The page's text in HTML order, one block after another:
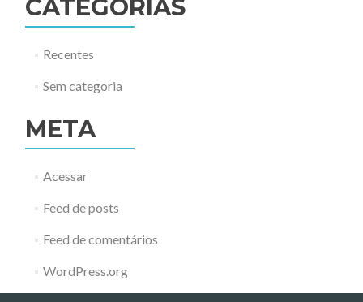
CATEGORIAS
Recentes
Sem categoria
META
Acessar
Feed de posts
Feed de comentários
WordPress.org